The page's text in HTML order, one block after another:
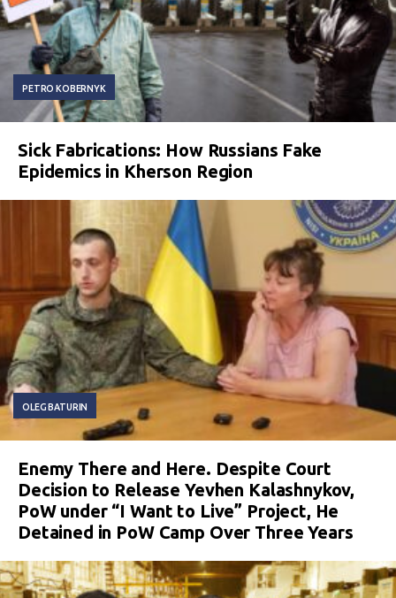
PETRO KOBERNYK
Sick Fabrications: How Russians Fake
Epidemics in Kherson Region
OLEG BATURIN
Enemy There and Here. Despite Court
Decision to Release Yevhen Kalashnykov,
PoW under “I Want to Live” Project, He
Detained in PoW Camp Over Three Years